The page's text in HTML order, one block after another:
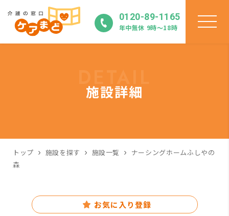
0120-89-1165
年中無休 9時〜18時
施設詳細
トップ 施設を探す 施設一覧
ナーシングホームふしやの
森
お気に入り登録